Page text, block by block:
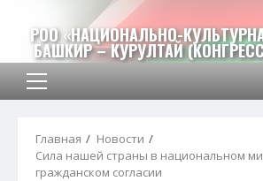
содержимому
РОО «НАЦИОНАЛЬНО-
БАШКИР – КУРУЛТАЙ
Основное
Главная
Новости
Сила нашей страны в национальном
гражданском согласии